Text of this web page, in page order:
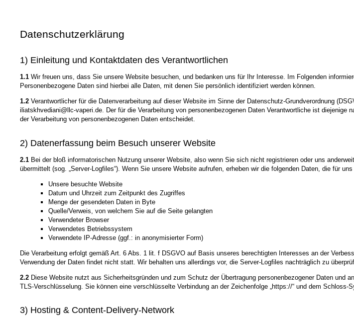
Datenschutzerklärung
1) Einleitung und Kontaktdaten des Verantwortlichen
1.1 Wir freuen uns, dass Sie unsere Website besuchen, und bedanken uns für Ihr Interesse. Im Folgenden
Personenbezogene Daten sind hierbei alle Daten, mit denen Sie persönlich identifiziert werden können.
1.2 Verantwortlicher für die Datenverarbeitung auf dieser Website im Sinne der Datenschutz-Grundverordnung
iliatskhvediani@llc-vaperi.de. Der für die Verarbeitung von personenbezogenen Daten Verantwortliche ist
der Verarbeitung von personenbezogenen Daten entscheidet.
2) Datenerfassung beim Besuch unserer Website
2.1 Bei der bloß informatorischen Nutzung unserer Website, also wenn Sie sich nicht registrieren oder uns
übermittelt (sog. „Server-Logfiles“). Wenn Sie unsere Website aufrufen, erheben wir die folgenden Daten, die für
Unsere besuchte Website
Datum und Uhrzeit zum Zeitpunkt des Zugriffes
Menge der gesendeten Daten in Byte
Quelle/Verweis, von welchem Sie auf die Seite gelangten
Verwendeter Browser
Verwendetes Betriebssystem
Verwendete IP-Adresse (ggf.: in anonymisierter Form)
Die Verarbeitung erfolgt gemäß Art. 6 Abs. 1 lit. f DSGVO auf Basis unseres berechtigten Interesses an der
Verwendung der Daten findet nicht statt. Wir behalten uns allerdings vor, die Server-Logfiles nachträglich zu
2.2 Diese Website nutzt aus Sicherheitsgründen und zum Schutz der Übertragung personenbezogener Daten und
TLS-Verschlüsselung. Sie können eine verschlüsselte Verbindung an der Zeichenfolge „https://“ und dem Schloss-
3) Hosting & Content-Delivery-Network